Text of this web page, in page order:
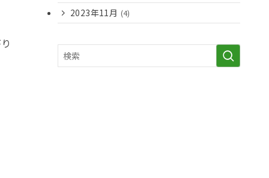
2023年11月 (4)